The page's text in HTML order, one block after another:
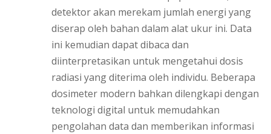
detektor akan merekam jumlah energi yang
diserap oleh bahan dalam alat ukur ini. Data
ini kemudian dapat dibaca dan
diinterpretasikan untuk mengetahui dosis
radiasi yang diterima oleh individu. Beberapa
dosimeter modern bahkan dilengkapi dengan
teknologi digital untuk memudahkan
pengolahan data dan memberikan informasi